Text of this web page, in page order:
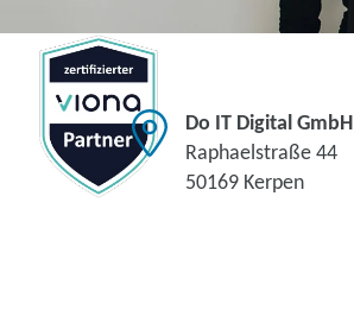
Do IT Digital GmbH
Raphaelstraße 44
50169 Kerpen